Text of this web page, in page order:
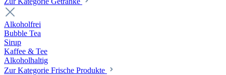
Alkoholfrei
Bubble Tea
Sirup
Kaffee & Tee
Alkoholhaltig
Zur Kategorie Frische Produkte